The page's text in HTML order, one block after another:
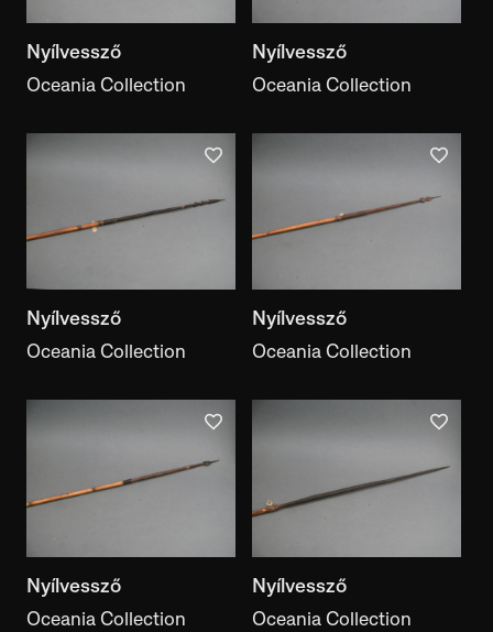
Performance style
performance style
author, maker
ethnicity
Keyword
Motif
document type
Nyílvessző
Oceania Collection
Nyílvessző
Oceania Collection
Nyílvessző
Oceania Collection
Nyílvessző
Oceania Collection
Nyílvessző
Oceania Collection
Nyílvessző
Oceania Collection